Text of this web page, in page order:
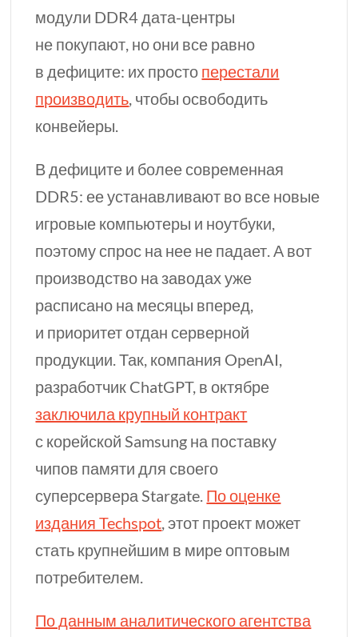
модули DDR4дата-центры
не покупают, но они все равно
в дефиците: их просто перестали
производить, чтобы освободить
конвейеры.
В дефиците и более современная
DDR5: ее устанавливают во все новые
игровые компьютеры и ноутбуки,
поэтому спрос на нее не падает. А вот
производство на заводах уже
расписано на месяцы вперед,
и приоритет отдан серверной
продукции. Так, компания OpenAI,
разработчик ChatGPT, в октябре
заключила крупный контракт
с корейской Samsung на поставку
чипов памяти для своего
суперсервера Stargate. По оценке
издания Techspot, этот проект может
стать крупнейшим в мире оптовым
потребителем.
По данным аналитического агентства